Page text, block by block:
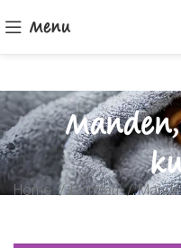
Menu
Home Honden